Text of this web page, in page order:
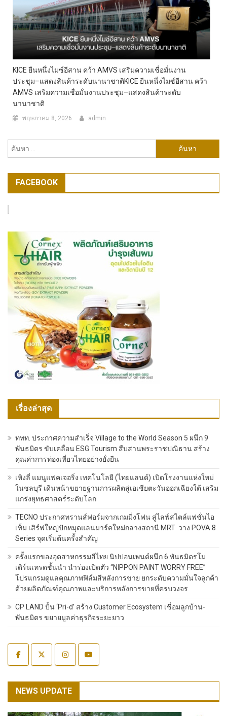
KICE ยืนหนึ่งไมซ์อีสาน คว้า AMVS เสริมความเชื่อมั่นงาน
ประชุม–แสดงสินค้าระดับนานาชาติKICE ยืนหนึ่งไมซ์อีสาน คว้า
AMVS เสริมความเชื่อมั่นงานประชุม–แสดงสินค้าระดับ
นานาชาติ
พฤษภาคม 8, 2026 admin
สำหรับ:
FACEBOOK
เรื่องล่าสุด
ททท. ประกาศความสำเร็จ Village to the World Season 5 ผนึก 9
พันธมิตร ขับเคลื่อน ESG Tourism สืบสานพระราชปณิธาน สร้าง
คุณค่าการท่องเที่ยวไทยอย่างยั่งยืน
เหิงลี่ แมนูแฟคเจอริ่ง เทคโนโลยี (ไทยแลนด์) เปิดโรงงานแห่งใหม่
ในชลบุรี เดินหน้าขยายฐานการผลิตสู่เอเชียตะวันออกเฉียงใต้ เสริม
แกร่งยุทธศาสตร์ระดับโลก
TECNO ประกาศทรานส์ฟอร์มจากเกมมิ่งโฟน สู่ไลฟ์สไตล์แฟชั่นไอ
เท็ม เสิร์ฟใหญ่ปักหมุดแลนมาร์คใหม่กลางสถานี MRT วาง POVA 8
Series จุดเริ่มต้นครั้งสำคัญ
ครั้งแรกของอุตสาหกรรมสีไทย นิปปอนเพนต์ผนึก 6 พันธมิตรโม
เดิร์นเทรดชั้นนำ นำร่องเปิดตัว “NIPPON PAINT WORRY FREE”
โปรแกรมดูแลคุณภาพฟิล์มสีหลังการขาย ยกระดับความมั่นใจลูกค้า
ด้วยผลิตภัณฑ์คุณภาพและบริการหลังการขายที่ครบวงจร
CP LAND ปั้น ‘Pri-d’ สร้าง Customer Ecosystem เชื่อมลูกบ้าน-
พันธมิตร ขยายมูลค่าธุรกิจระยะยาว
NEWS UPDATE